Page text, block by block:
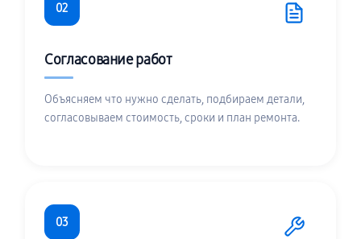
02
Согласование работ
Объясняем что нужно сделать, подбираем детали,
согласовываем стоимость, сроки и план ремонта.
03